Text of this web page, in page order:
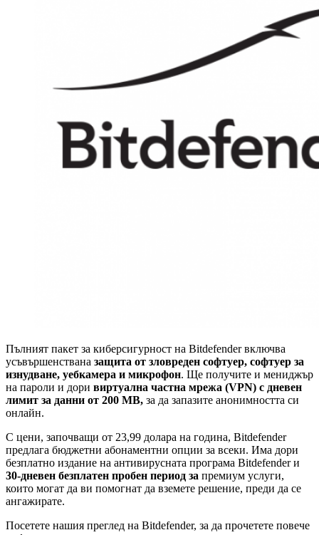
Пълният пакет за киберсигурност на Bitdefender включва
усъвършенствана защита от зловреден софтуер, софтуер за
изнудване, уебкамера и микрофон. Ще получите и мениджър
на пароли и дори виртуална частна мрежа (VPN) с дневен
лимит за данни от 200 MB, за да запазите анонимността си
онлайн.
С цени, започващи от 23,99 долара на година, Bitdefender
предлага бюджетни абонаментни опции за всеки. Има дори
безплатно издание на антивирусната програма Bitdefender и
30-дневен безплатен пробен период за премиум услуги,
които могат да ви помогнат да вземете решение, преди да се
ангажирате.
Посетете нашия преглед на Bitdefender, за да прочетете повече